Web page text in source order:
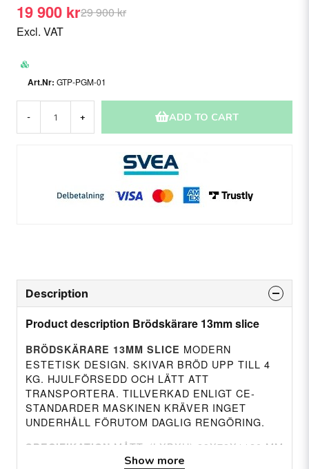
29 900 kr
19 900 kr
Excl. VAT
GTP-PGM-01
- + ADD TO CART
Description
Product description Brödskärare 13mm slice
BRÖDSKÄRARE 13MM SLICE MODERN
ESTETISK DESIGN. SKIVAR BRÖD UPP TILL 4
KG. HJULFÖRSEDD OCH LÄTT ATT
TRANSPORTERA. TILLVERKAD ENLIGT CE-
STANDARDER MASKINEN KRÄVER INGET
UNDERHÅLL FÖRUTOM DAGLIG RENGÖRING.
SPECIFIKATION MÅTT: (LXBXH) 89X78X1120 MM
BRÖDLIMPA: 38X48X18 CM BRÖDSKIVA: 13 MM
Show more